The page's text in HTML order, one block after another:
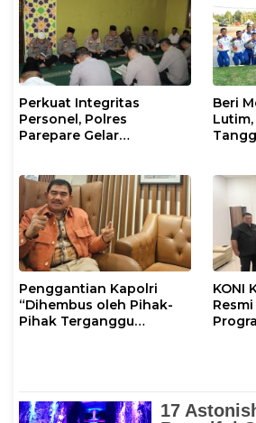
Perkuat Integritas
Personel, Polres
Parepare Gelar
Beri
Penggantian Kapolri
“Dihembus oleh Pihak-
Pihak Terganggu
KONI